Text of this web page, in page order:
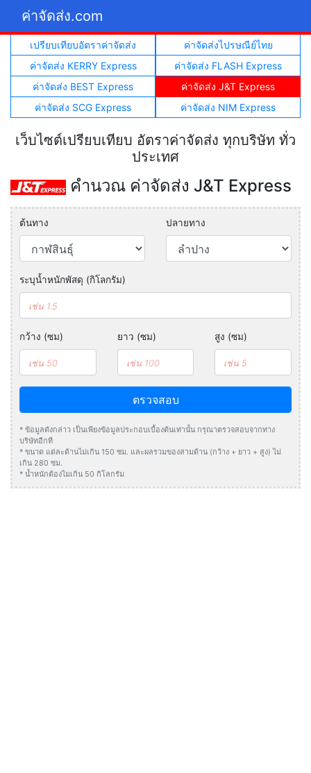
ค่าจัดส่ง.com
เปรียบเทียบอัตราค่าจัดส่ง
ค่าจัดส่งไปรษณีย์ไทย
ค่าจัดส่ง KERRY Express
ค่าจัดส่ง FLASH Express
ค่าจัดส่ง BEST Express
ค่าจัดส่ง J&T Express
ค่าจัดส่ง SCG Express
ค่าจัดส่ง NIM Express
เว็บไซต์เปรียบเทียบ อัตราค่าจัดส่ง ทุกบริษัท ทั่ว
ประเทศ
คำนวณ ค่าจัดส่ง J&T Express
ต้นทาง ปลายทาง
ระบุน้ำหนักพัสดุ (กิโลกรัม)
กว้าง (ซม) ยาว (ซม) สูง (ซม)
ตรวจสอบ
* ข้อมูลดังกล่าว เป็นเพียงข้อมูลประกอบเบื้องต้นเท่านั้น กรุณาตรวจสอบจากทาง
บริษัทอีกที
* ขนาด แต่ละด้านไม่เกิน 150 ซม. และผลรวมของสามด้าน (กว้าง + ยาว + สูง) ไม่
เกิน 280 ซม.
* น้ำหนักต้องไมเกิน 50 กิโลกรัม